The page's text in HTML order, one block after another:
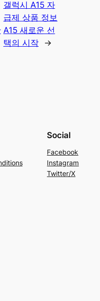
갤럭시 A15 자
급제 상품 정보
A15 새로운 선
택의 시작
→
Social
Facebook
Instagram
Twitter/X